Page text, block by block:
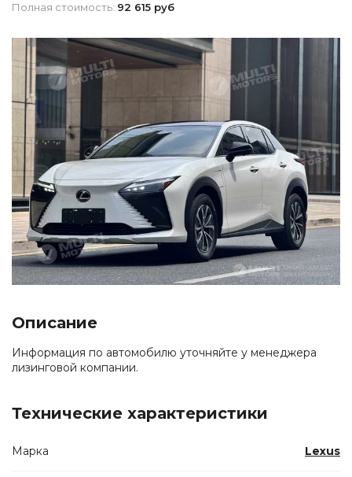
Полная стоимость: 92 615 руб
Описание
Информация по автомобилю уточняйте у менеджера
лизинговой компании.
Технические характеристики
Марка Lexus